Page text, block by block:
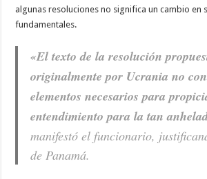
algunas resoluciones no significa un cambio en
fundamentales.
«El texto de la resolución
originalmente por Ucrania no
elementos necesarios para
entendimiento para la tan
manifestó el funcionario,
de Panamá.